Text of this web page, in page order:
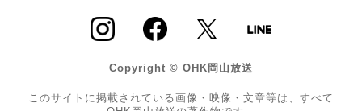
Copyright © OHK岡山放送
このサイトに掲載されている画像・映像・文章等は、すべて